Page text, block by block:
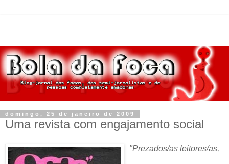
domingo, 25 de janeiro de 2009
Uma revista com engajamento social
"Prezados/as leitores/as,